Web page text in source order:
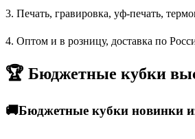
3. Печать, гравировка, уф-печать,
4. Оптом и в розницу, доставка по
🏆 Бюджетные кубки
🚚Бюджетные кубки новинки